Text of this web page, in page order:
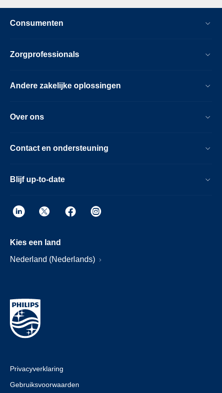
Consumenten
Zorgprofessionals
Andere zakelijke oplossingen
Over ons
Contact en ondersteuning
Blijf up-to-date
Kies een land
Nederland (Nederlands)
Privacyverklaring
Gebruiksvoorwaarden